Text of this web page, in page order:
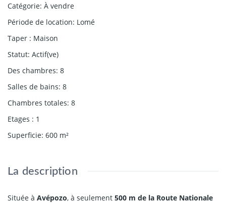
Catégorie: À vendre
Période de location: Lomé
Taper : Maison
Statut: Actif(ve)
Des chambres: 8
Salles de bains: 8
Chambres totales: 8
Etages : 1
Superficie: 600 m²
La description
Située à Avépozo, à seulement 500 m de la Route Nationale